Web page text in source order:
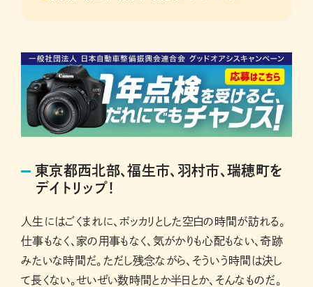
東京都西北部、福生市、羽村市、瑞穂町を
デイトリップ！
人生にはごくまれに、ポッカリとした空白の時間が訪れる。
仕事もなく、家の用事もなく、気がかりも心配もない、奇跡
みたいな時間だ。ただし残念ながら、そういう時間は決し
て長くない。せいぜい数時間とか半日とか、そんなものだ。